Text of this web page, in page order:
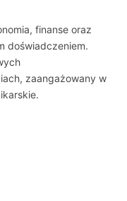
finanse oraz
doświadczeniem.
zaangażowany w